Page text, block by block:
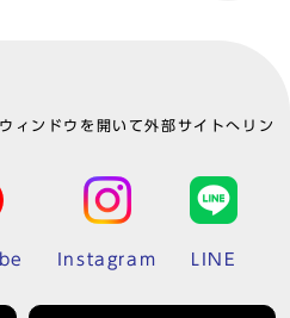
ィンドウを開いて外部サイトへリン
Instagram LINE